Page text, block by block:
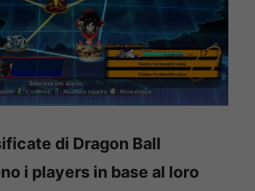
di Dragon Ball
i players in base al loro